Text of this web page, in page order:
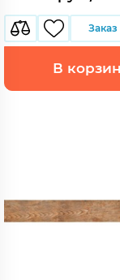
Заказ
В